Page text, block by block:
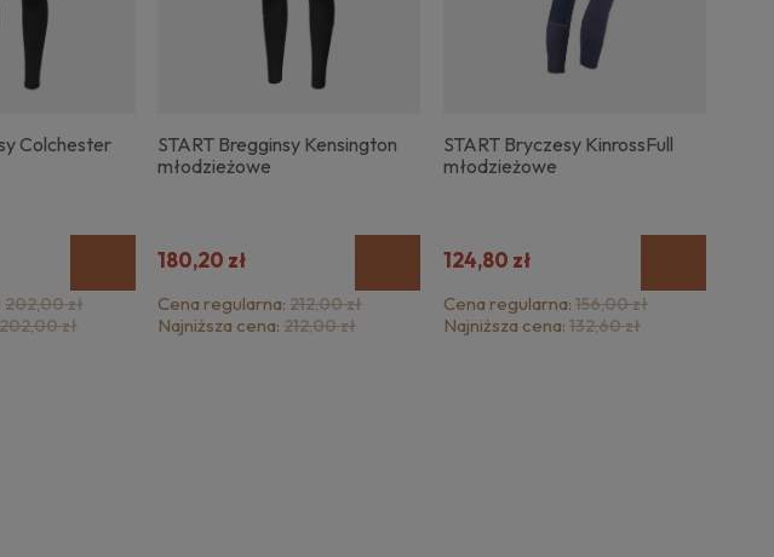
Colchester
202,00 zł
202,00 zł
START Bregginsy Kensington
młodzieżowe
180,20 zł
Cena regularna:212,00 zł
Najniższa cena:212,00 zł
START Bryczesy KinrossFull
młodzieżowe
124,80 zł
Cena regularna:156,00 zł
Najniższa cena:132,60 zł